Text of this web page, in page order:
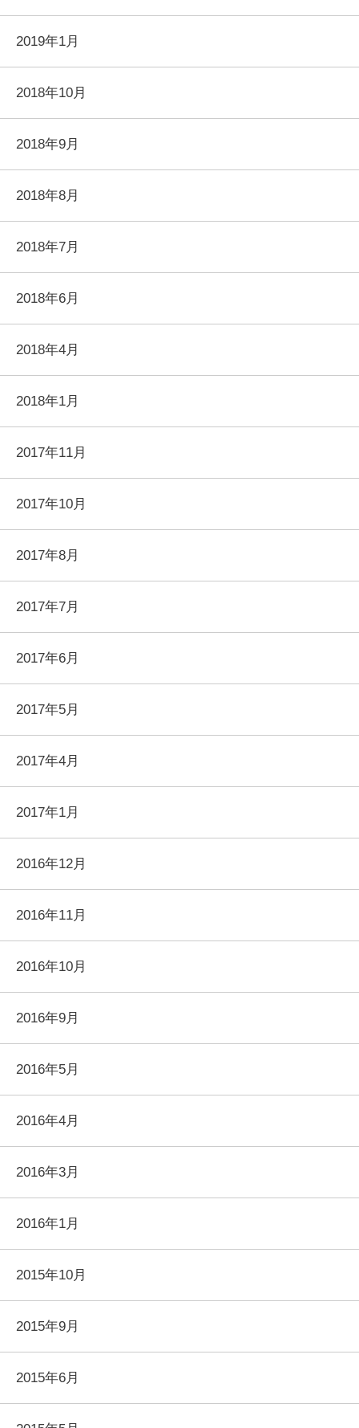
2019年1月
2018年10月
2018年9月
2018年8月
2018年7月
2018年6月
2018年4月
2018年1月
2017年11月
2017年10月
2017年8月
2017年7月
2017年6月
2017年5月
2017年4月
2017年1月
2016年12月
2016年11月
2016年10月
2016年9月
2016年5月
2016年4月
2016年3月
2016年1月
2015年10月
2015年9月
2015年6月